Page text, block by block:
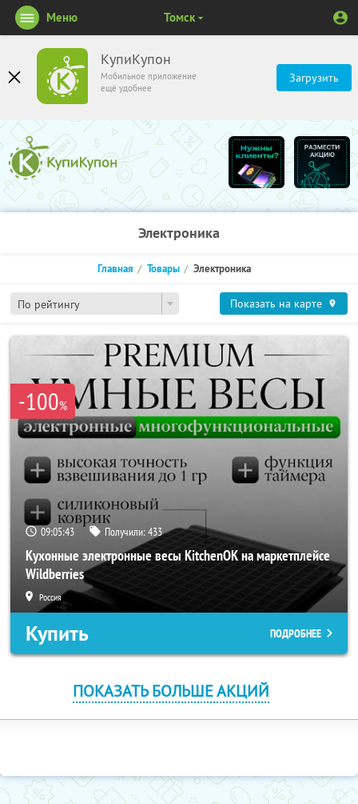
КупиКупон
Мобильное приложение
ещё удобнее
Загрузить
Меню Томск
Электроника
По рейтингу
Главная Товары Электроника
Показать на карте
-100%
09:05:43 Получили:433
Кухонные электронные весы KitchenOK на маркетплейсе
Wildberries
Россия
Купить ПОДРОБНЕЕ
ПОКАЗАТЬ БОЛЬШЕ АКЦИЙ